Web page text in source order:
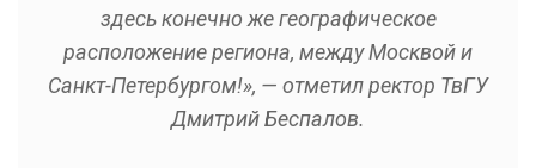
здесь конечно же географическое
расположение региона, между Москвой и
Санкт-Петербургом!», — отметил ректор ТвГУ
Дмитрий Беспалов.